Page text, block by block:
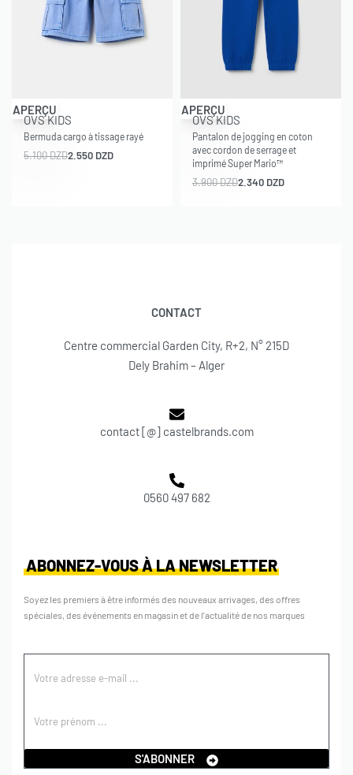
-50% OFF
APERÇU
OVS KIDS
Bermuda cargo à tissage rayé
5.100DZD2.550 DZD
-40% OFF
APERÇU
OVS KIDS
Pantalon de jogging en coton
avec cordon de serrage et
imprimé Super Mario™
3.900DZD2.340 DZD
CONTACT
Centre commercial Garden City, R+2, N° 215D
Dely Brahim – Alger
contact [@] castelbrands.com
0560 497 682
ABONNEZ-VOUS À LA NEWSLETTER
Soyez les premiers à être informés des nouveaux arrivages, des offres
spéciales, des événements en magasin et de l’actualité de nos marques
S'ABONNER